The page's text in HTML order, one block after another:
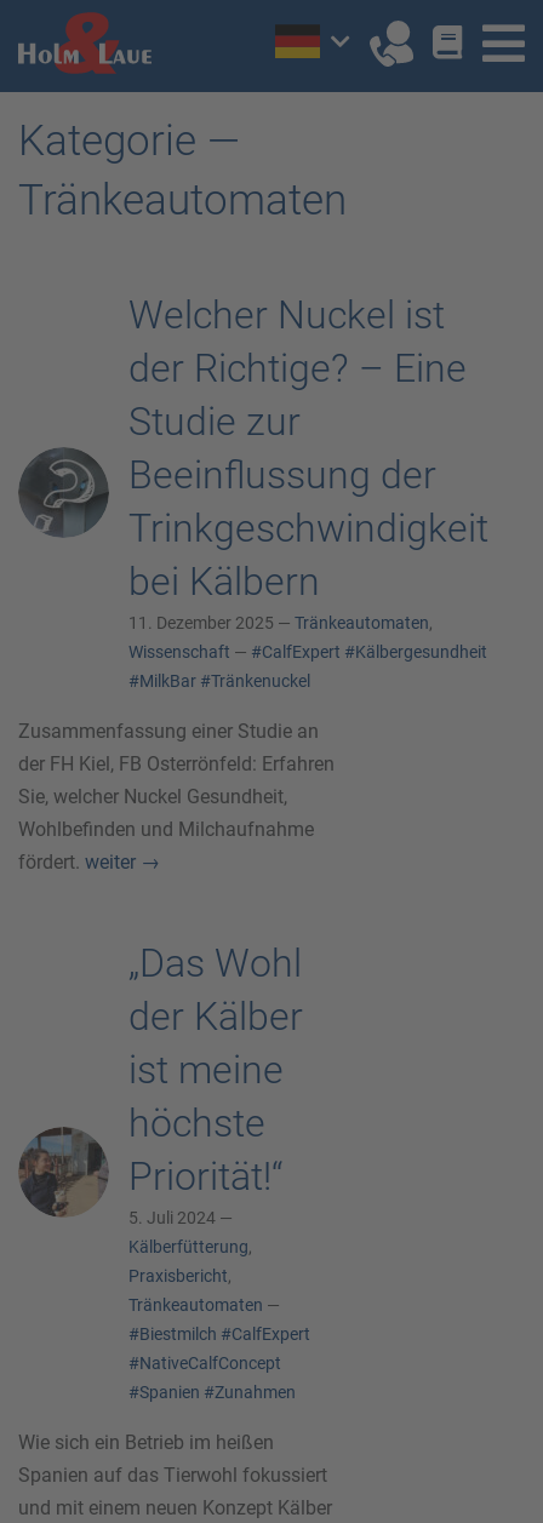
Kategorie —
Tränkeautomaten
Welcher Nuckel ist
der Richtige? – Eine
Studie zur
Beeinflussung der
Trinkgeschwindigkeit
bei Kälbern
11. Dezember 2025 — Tränkeautomaten,
Wissenschaft — #CalfExpert #Kälbergesundheit
#MilkBar #Tränkenuckel
Zusammenfassung einer Studie an
der FH Kiel, FB Osterrönfeld: Erfahren
Sie, welcher Nuckel Gesundheit,
Wohlbefinden und Milchaufnahme
fördert. weiter →
„Das Wohl
der Kälber
ist meine
höchste
Priorität!“
5. Juli 2024 —
Kälberfütterung,
Praxisbericht,
Tränkeautomaten —
#Biestmilch #CalfExpert
#NativeCalfConcept
#Spanien #Zunahmen
Wie sich ein Betrieb im heißen
Spanien auf das Tierwohl fokussiert
und mit einem neuen Konzept Kälber